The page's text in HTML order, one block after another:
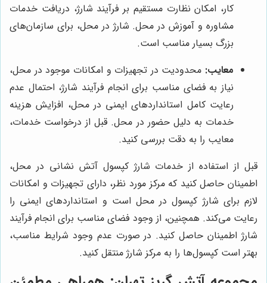
کار، امکان نظارت مستقیم بر فرآیند شارژ، دریافت خدمات
مشاوره و آموزش در محل. شارژ در محل، برای سازمان‌های
بزرگ بسیار مناسب است.
معایب: محدودیت در تجهیزات و امکانات موجود در محل،
نیاز به فضای مناسب برای انجام فرآیند شارژ، احتمال عدم
رعایت کامل استانداردهای ایمنی در محل، افزایش هزینه
خدمات به دلیل حضور در محل. قبل از درخواست خدمات،
معایب را به دقت بررسی کنید.
قبل از استفاده از خدمات شارژ کپسول آتش نشانی در محل،
اطمینان حاصل کنید که مرکز مورد نظر، دارای تجهیزات و امکانات
لازم برای شارژ کپسول در محل است و استانداردهای ایمنی را
رعایت می‌کند. همچنین، از وجود فضای مناسب برای انجام فرآیند
شارژ اطمینان حاصل کنید. در صورت عدم وجود شرایط مناسب،
بهتر است کپسول‌ها را به مرکز شارژ منتقل کنید.